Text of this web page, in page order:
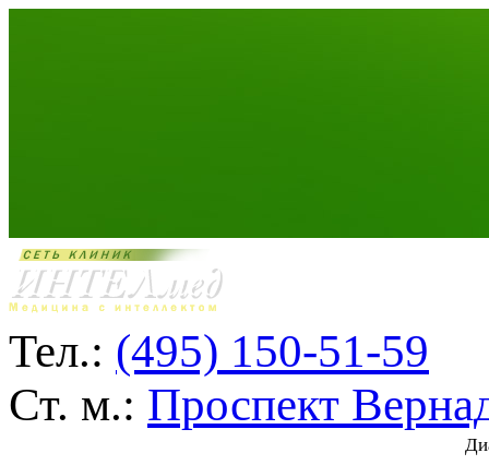
Тел.: (495) 150-51-59
Ст. м.: Проспект